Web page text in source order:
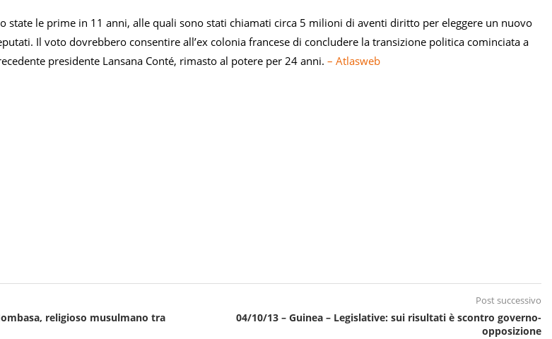
state le prime in 11 anni, alle quali sono stati chiamati circa 5 milioni di aventi diritto per eleggere un nuovo
Il voto dovrebbero consentire all’ex colonia francese di concludere la transizione politica cominciata a
presidente Lansana Conté, rimasto al potere per 24 anni. – Atlasweb
religioso musulmano tra
Post successivo
04/10/13 – Guinea – Legislative: sui risultati è scontro governo-
opposizione